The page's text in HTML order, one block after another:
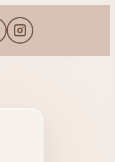
TIKTOK DE
FACEBOOK DE
COMPTE